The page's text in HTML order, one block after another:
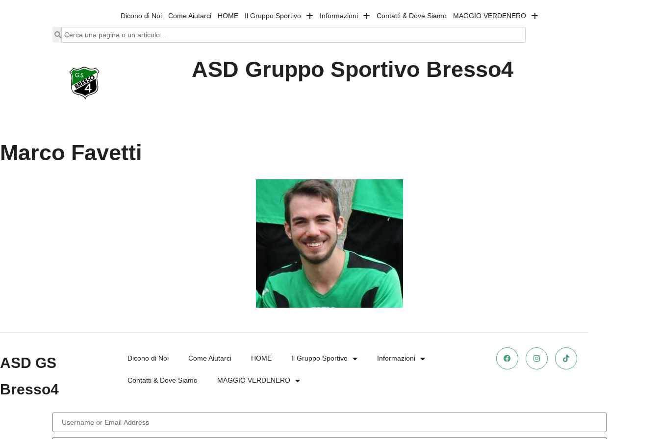
Dicono di Noi Come Aiutarci HOME Il Gruppo Sportivo Informazioni Contatti & Dove Siamo MAGGIO VERDENERO
ASD Gruppo Sportivo Bresso4
Marco Favetti
ASD GS
Bresso4
Dicono di Noi Come Aiutarci HOME Il Gruppo Sportivo Informazioni
Contatti & Dove Siamo MAGGIO VERDENERO